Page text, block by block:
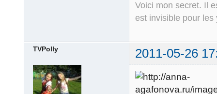
Voici mon secret. Il
est invisible pour les
TVPolly 2011-05-26